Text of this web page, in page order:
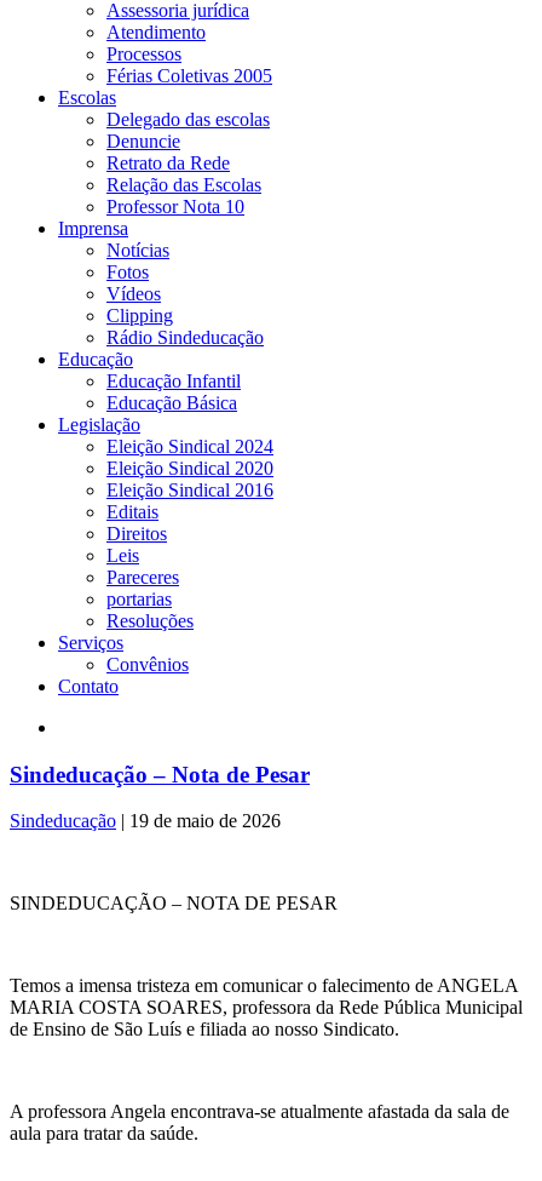
Assessoria jurídica
Atendimento
Processos
Férias Coletivas 2005
Escolas
Delegado das escolas
Denuncie
Retrato da Rede
Relação das Escolas
Professor Nota 10
Imprensa
Notícias
Fotos
Vídeos
Clipping
Rádio Sindeducação
Educação
Educação Infantil
Educação Básica
Legislação
Eleição Sindical 2024
Eleição Sindical 2020
Eleição Sindical 2016
Editais
Direitos
Leis
Pareceres
portarias
Resoluções
Serviços
Convênios
Contato
Sindeducação – Nota de Pesar
Sindeducação | 19 de maio de 2026
SINDEDUCAÇÃO – NOTA DE PESAR
Temos a imensa tristeza em comunicar o falecimento de ANGELA
MARIA COSTA SOARES, professora da Rede Pública Municipal
de Ensino de São Luís e filiada ao nosso Sindicato.
A professora Angela encontrava-se atualmente afastada da sala de
aula para tratar da saúde.